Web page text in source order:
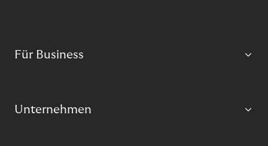
Für Business
Unternehmen